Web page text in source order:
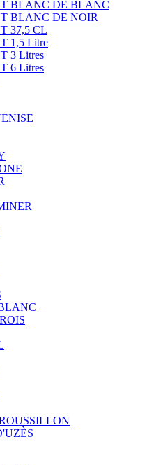
BLANC DE BLANC
BLANC DE NOIR
37,5 CL
1,5 Litre
3 Litres
6 Litres